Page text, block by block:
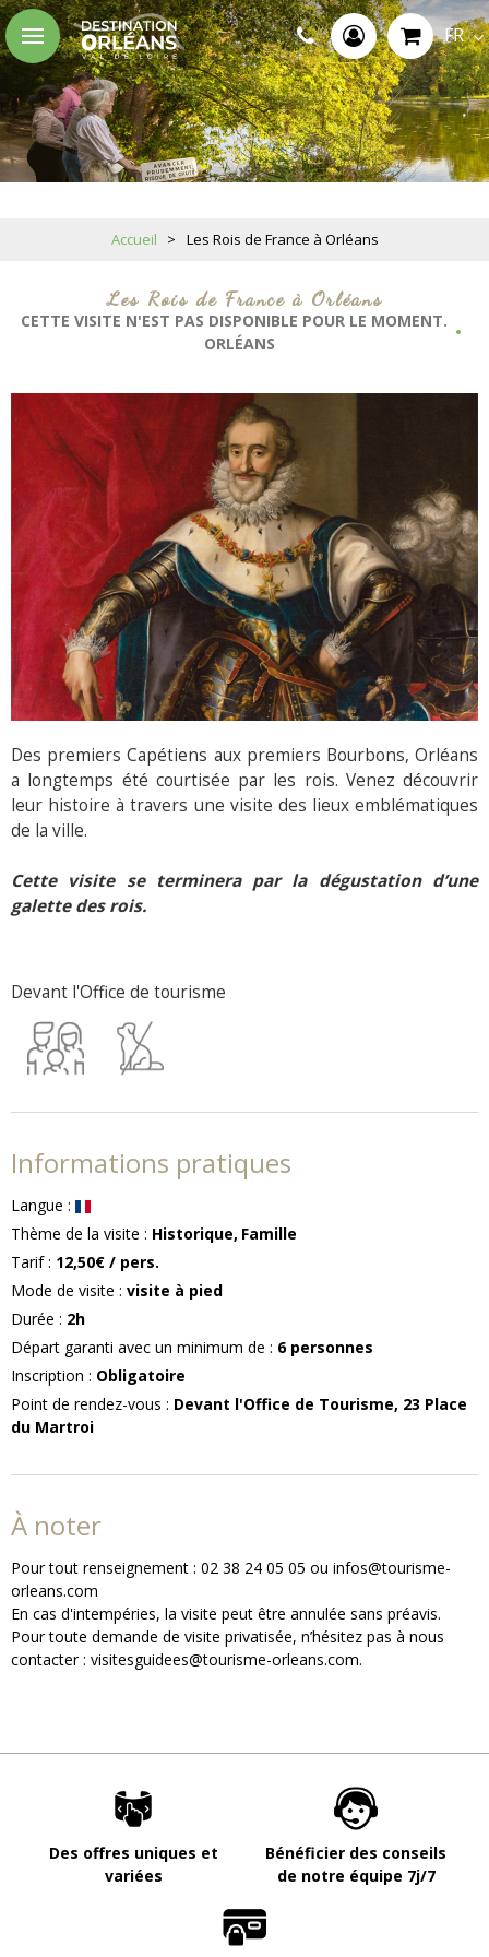
FR
Accueil > Les Rois de France à Orléans
Les Rois de France à Orléans
CETTE VISITE N'EST PAS DISPONIBLE POUR LE MOMENT.
ORLÉANS
Des premiers Capétiens aux premiers Bourbons, Orléans
a longtemps été courtisée par les rois. Venez découvrir
leur histoire à travers une visite des lieux emblématiques
de la ville.
Cette visite se terminera par la dégustation d’une
galette des rois.
Devant l'Office de tourisme
Informations pratiques
Langue :
Thème de la visite : Historique Famille
Tarif: 12,50€ / pers.
Mode de visite : visite à pied
Durée : 2h
Départ garanti avec un minimum de : 6 personnes
Inscription : Obligatoire
Point de rendez-vous : Devant l'Office de Tourisme, 23 Place
du Martroi
À noter
Pour tout renseignement : 02 38 24 05 05 ou infos@tourisme-
orleans.com
En cas d'intempéries, la visite peut être annulée sans préavis.
Pour toute demande de visite privatisée, n’hésitez pas à nous
contacter : visitesguidees@tourisme-orleans.com.
Des offres uniques et
variées
Bénéficier des conseils
de notre équipe 7j/7